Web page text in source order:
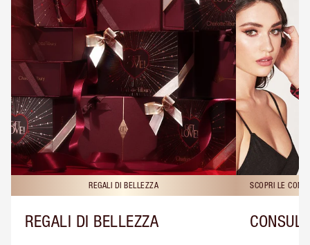
REGALI DI BELLEZZA
REGALI DI BELLEZZA
SCOPRI LE